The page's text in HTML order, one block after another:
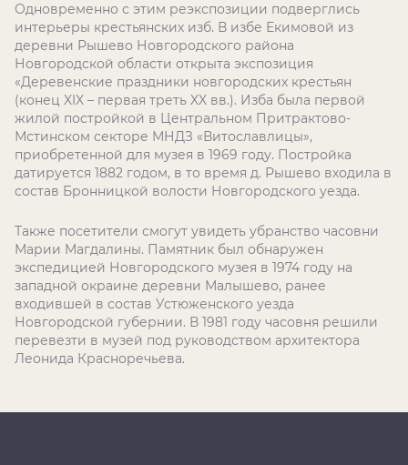
Одновременно с этим реэкспозиции подверглись
интерьеры крестьянских изб. В избе Екимовой из
деревни Рышево Новгородского района
Новгородской области открыта экспозиция
«Деревенские праздники новгородских крестьян
(конец XIX – первая треть XX вв.). Изба была первой
жилой постройкой в Центральном Притрактово-
Мстинском секторе МНДЗ «Витославлицы»,
приобретенной для музея в 1969 году. Постройка
датируется 1882 годом, в то время д. Рышево входила в
состав Бронницкой волости Новгородского уезда.
Также посетители смогут увидеть убранство часовни
Марии Магдалины. Памятник был обнаружен
экспедицией Новгородского музея в 1974 году на
западной окраине деревни Малышево, ранее
входившей в состав Устюженского уезда
Новгородской губернии. В 1981 году часовня решили
перевезти в музей под руководством архитектора
Леонида Красноречьева.